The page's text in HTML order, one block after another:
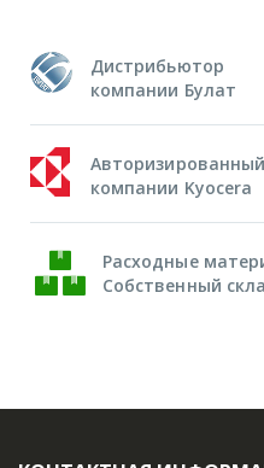
Дистрибьютор
компании Булат
компании Kyocera
Расходные
Собственный